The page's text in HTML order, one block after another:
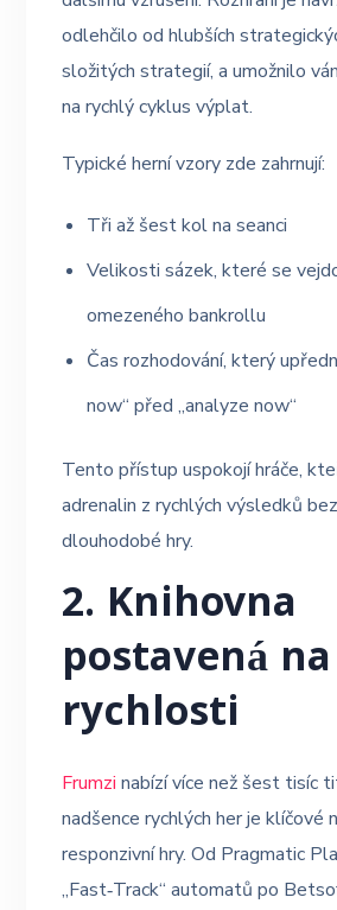
odlehčilo od hlubších
složitých strategií, a umožnilo
na rychlý cyklus výplat.
Typické herní vzory zde zahrnují:
Tři až šest kol na seanci
Velikosti sázek, které se
omezeného bankrollu
Čas rozhodování, který
now“ před „analyze now“
Tento přístup uspokojí hráče,
adrenalin z rychlých výsledků
dlouhodobé hry.
2. Knihovna
postavená na
rychlosti
Frumzi nabízí více než šest tisíc
nadšence rychlých her je klíčové
responzivní hry. Od Pragmatic
„Fast‑Track“ automatů po